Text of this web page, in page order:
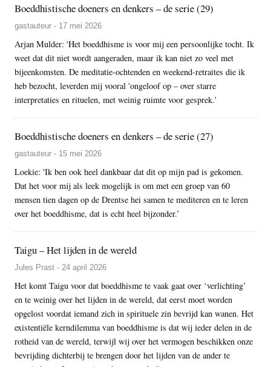
Boeddhistische doeners en denkers – de serie (29)
gastauteur - 17 mei 2026
Arjan Mulder: 'Het boeddhisme is voor mij een persoonlijke tocht. Ik
weet dat dit niet wordt aangeraden, maar ik kan niet zo veel met
bijeenkomsten. De meditatie-ochtenden en weekend-retraites die ik
heb bezocht, leverden mij vooral 'ongeloof op – over starre
interpretaties en rituelen, met weinig ruimte voor gesprek.'
Boeddhistische doeners en denkers – de serie (27)
gastauteur - 15 mei 2026
Loekie: 'Ik ben ook heel dankbaar dat dit op mijn pad is gekomen.
Dat het voor mij als leek mogelijk is om met een groep van 60
mensen tien dagen op de Drentse hei samen te mediteren en te leren
over het boeddhisme, dat is echt heel bijzonder.’
Taigu – Het lijden in de wereld
Jules Prast - 24 april 2026
Het komt Taigu voor dat boeddhisme te vaak gaat over ‘verlichting’
en te weinig over het lijden in de wereld, dat eerst moet worden
opgelost voordat iemand zich in spirituele zin bevrijd kan wanen. Het
existentiële kerndilemma van boeddhisme is dat wij ieder delen in de
rotheid van de wereld, terwijl wij over het vermogen beschikken onze
bevrijding dichterbij te brengen door het lijden van de ander te